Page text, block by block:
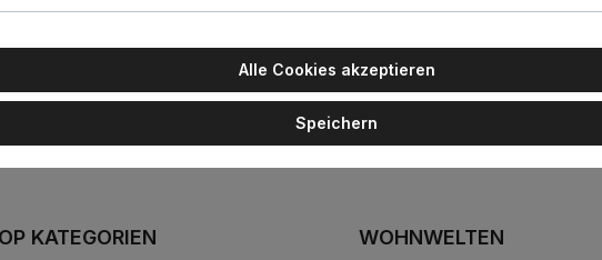
Vivida Meridiana Leuchten ist flexibel einstellbar und kann bei der Montage je
dimmbar, was eine präzise Anpassung der Helligkeit ermöglicht.
KATEGORIEN WOHNWELTEN
Alle Cookies akzeptieren
Speichern